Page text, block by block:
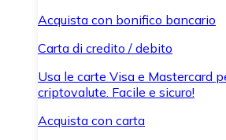
Acquista con bonifico bancario
Carta di credito / debito
Usa le carte Visa e Mastercard
criptovalute. Facile e sicuro!
Acquista con carta